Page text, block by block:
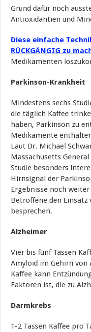
Grund dafür noch
Antioxidantien und
Diese einfache
RÜCKGÄNGIG zu
Medikamenten
Parkinson-Krankheit
Mindestens sechs
die täglich Kaffee
haben, Parkinson zu
Medikamente
Laut Dr. Michael
Massachusetts
Studie besonders
Hirnsignal der
Ergebnisse noch
Betroffene den
besprechen.
Alzheimer
Vier bis fünf Tassen
Amyloid im Gehirn von
Kaffee kann
Faktoren ist, die zu
Darmkrebs
1-2 Tassen Kaffee pro